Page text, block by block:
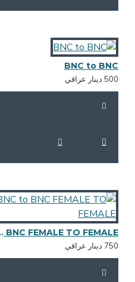
BNC to
BNC to BNC FEMALE TO FEMALE